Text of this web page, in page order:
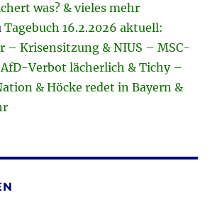
was? & vieles mehr
Tagebuch 16.2.2026 aktuell:
– Krisensitzung & NIUS – MSC-
AfD-Verbot lächerlich & Tichy –
& Höcke redet in Bayern &